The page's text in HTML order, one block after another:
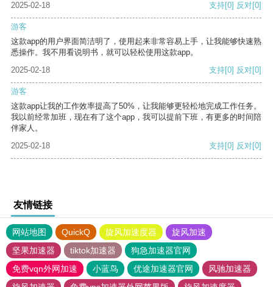
2025-02-18
支持[0] 反对[0]
游客
这款app的用户界面简洁明了，使用起来非常容易上手，让我能够快速熟
悉操作。我不用看说明书，就可以轻松使用这款app。
2025-02-18
支持[0] 反对[0]
游客
这款app让我的工作效率提高了50%，让我能够更轻松地完成工作任务。
我以前经常加班，现在有了这个app，我可以提前下班，有更多的时间陪
伴家人。
2025-02-18
支持[0] 反对[0]
友情链接
网站地图 QuickQ 旋风加速度器
旋风加速
坚果加速器
tiktok加速器
狗急加速器官网
免费vqn外网加速
小蓝鸟 优途加速器官网
风驰加速器